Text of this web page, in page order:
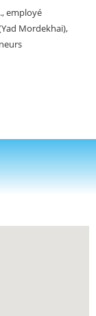
employé
Mordekhai),